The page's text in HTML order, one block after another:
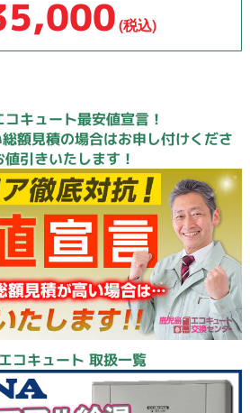
(税込)
キュート最安値宣言！
額見積の場合はお申し付けくださ
値引きいたします！
コキュート 取扱一覧